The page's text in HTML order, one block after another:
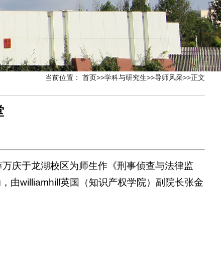
当前位置： 首页>>学科与研究生>>导师风采>>正文
庆于龙湖校区为师生作《刑事侦查与法律监
由williamhill英国（知识产权学院）副院长张金